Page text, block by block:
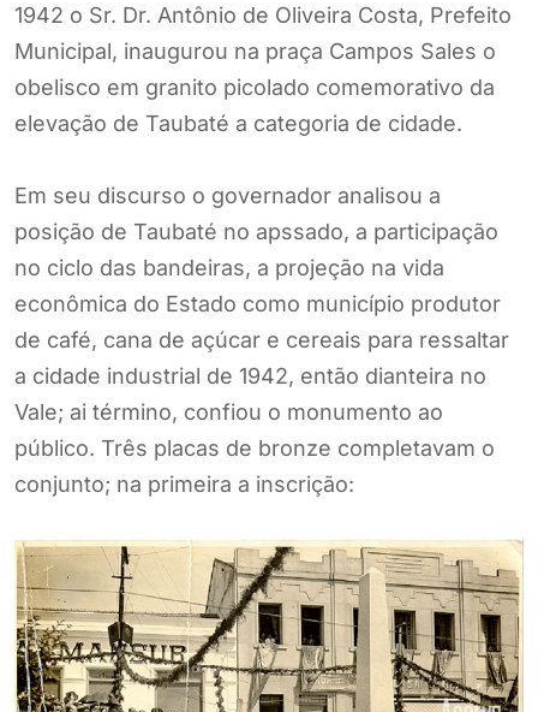
1942 o Sr. Dr. Antônio de Oliveira Costa, Prefeito
Municipal, inaugurou na praça Campos Sales o
obelisco em granito picolado comemorativo da
elevação de Taubaté a categoria de cidade.
Em seu discurso o governador analisou a
posição de Taubaté no apssado, a participação
no ciclo das bandeiras, a projeção na vida
econômica do Estado como município produtor
de café, cana de açúcar e cereais para ressaltar
a cidade industrial de 1942, então dianteira no
Vale; ai término, confiou o monumento ao
público. Três placas de bronze completavam o
conjunto; na primeira a inscrição: